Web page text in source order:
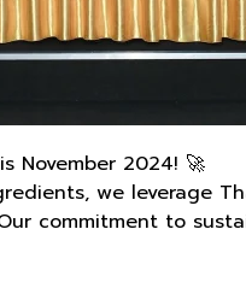
November 2024! 🚀
we leverage
commitment to